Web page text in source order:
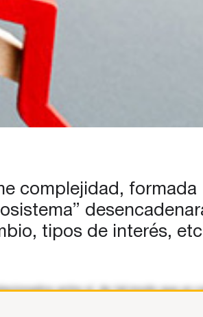
complejidad,
tipos de interés,
entre sí, de tal modo que un